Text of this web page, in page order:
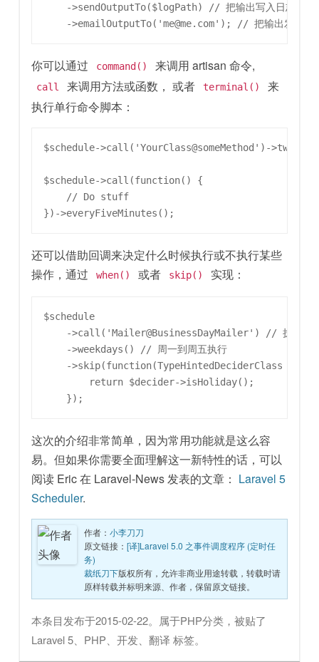
    ->sendOutputTo($logPath) // 把输出写入日志
你可以通过 command() 来调用 artisan 命令,
call 来调用方法或函数， 或者 terminal()
来
执行单行命令脚本：
$schedule->call('YourClass@someMethod')-
$schedule->call(function() {
    // Do stuff
还可以借助回调来决定什么时候执行或不执行某些
操作，通过
when() 或者 skip() 实现：
$schedule
->call('Mailer@BusinessDayMailer') // 执行类
    ->weekdays() // 周一到周五执行
->skip(function(TypeHintedDeciderClass
        return $decider->isHoliday();
这次的介绍非常简单，因为常用功能就是这么容
易。但如果你需要全面理解这一新特性的话，可以
阅读 Eric 在 Laravel-News 发表的文章： Laravel 5
Scheduler.
作者：小李刀刀
原文链接：[译]Laravel 5.0 之事件调度程序 (定时任
务)
裁纸刀下版权所有，允许非商业用途转载，转载时请
原样转载并标明来源、作者，保留原文链接。
本条目发布于2015-02-22。属于PHP分类，被贴了
Laravel 5
PHP 、开发 、翻译 标签。